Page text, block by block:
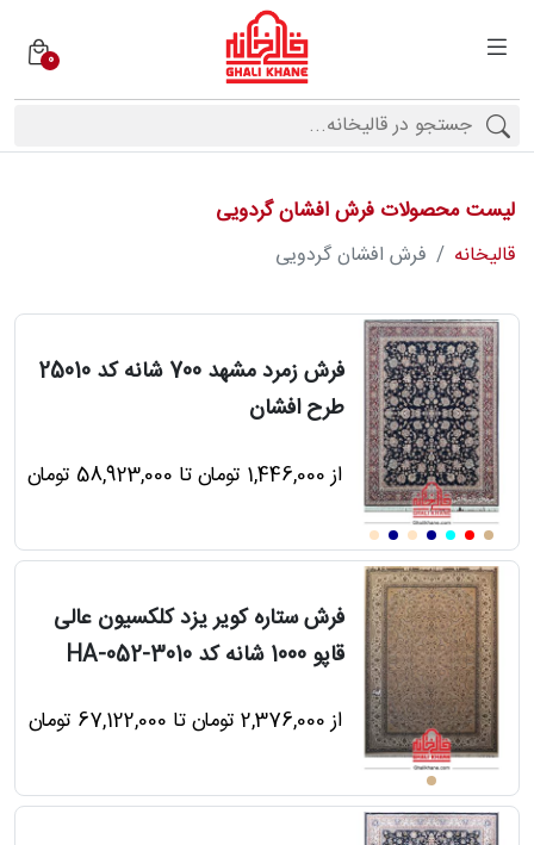
دسته
بندی
فرش
برندها
0
لیست محصولات فرش افشان گردویی
قالیخانه فرش افشان گردویی
فرش زمرد مشهد 700 شانه کد 25010
طرح افشان
از 1,446,000 تومان تا 58,923,000 تومان
فرش ستاره کویر یزد کلکسیون عالی
قاپو 1000 شانه کد HA-052-3010
از 2,376,000 تومان تا 67,122,000 تومان